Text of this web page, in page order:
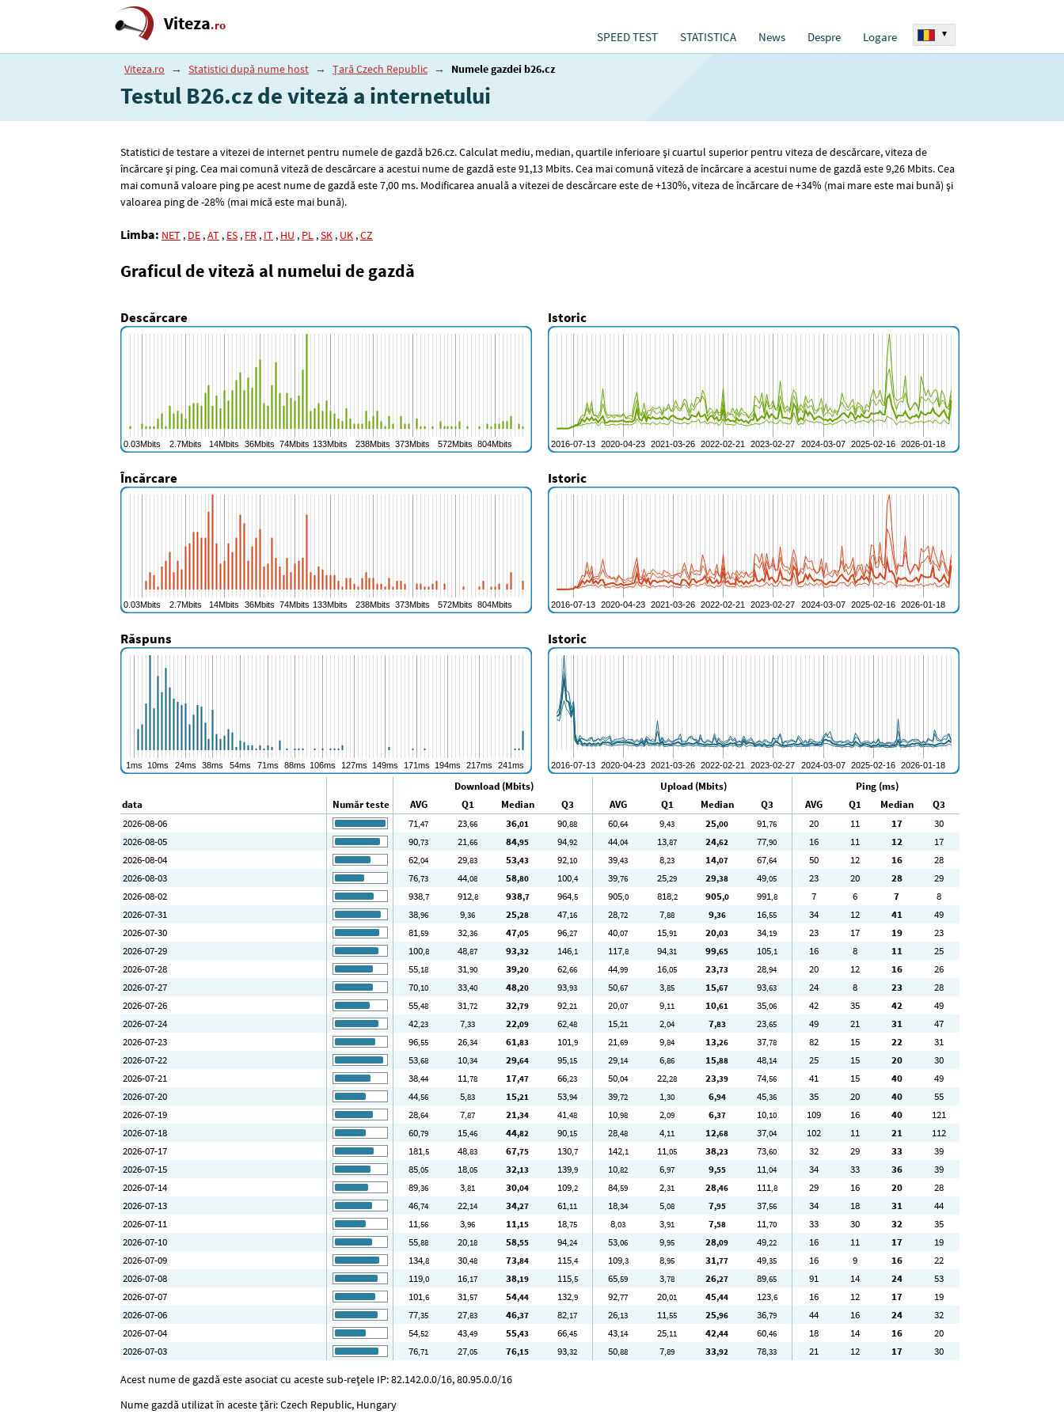
Viteza.ro
SPEED TEST STATISTICA News Despre Logare ▾
Viteza.ro → Statistici după nume host → Țară Czech Republic → Numele gazdei b26.cz
Testul B26.cz de viteză a internetului
Statistici de testare a vitezei de internet pentru numele de gazdă b26.cz. Calculat mediu, median, quartile inferioare și cuartul superior pentru viteza de descărcare, viteza de
încărcare și ping. Cea mai comună viteză de descărcare a acestui nume de gazdă este 91,13 Mbits. Cea mai comună viteză de încărcare a acestui nume de gazdă este 9,26 Mbits. Cea
mai comună valoare ping pe acest nume de gazdă este 7,00 ms. Modificarea anuală a vitezei de descărcare este de +130%, viteza de încărcare de +34% (mai mare este mai bună) și
valoarea ping de -28% (mai mică este mai bună).
Limba: NET , DE ,AT , ES , FR , IT , HU , PL ,SK , UK ,CZ
Graficul de viteză al numelui de gazdă
Descărcare Istoric
Încărcare Istoric
Răspuns Istoric
Download (Mbits) Upload (Mbits)
Ping (ms)
data
Număr teste AVG Q1 Median Q3 AVG Q1 Median Q3 AVG Q1 Median
Q3
2026-08-06
71,47 23,66 36,01 90,88 60,64 9,43 25,00 91,76 20 11 17
30
2026-08-05
90,73 21,66 84,95 94,92 44,04 13,87 24,62 77,90 16 11 12
17
2026-08-04
62,04 29,83 53,43 92,10 39,43 8,23 14,07 67,64 50 12 16
28
2026-08-03
76,73 44,08 58,80 100,4 39,76 25,29 29,38 49,05 23 20 28
29
2026-08-02
938,7 912,8 938,7 964,5 905,0 818,2 905,0 991,8 7 6 7
8
2026-07-31
38,96 9,36 25,28 47,16 28,72 7,88 9,36 16,55 34 12 41
49
2026-07-30
81,59 32,36 47,05 96,27 40,07 15,91 20,03 34,19 23 17 19
23
2026-07-29
100,8 48,87 93,32 146,1 117,8 94,31 99,65 105,1 16 8 11
25
2026-07-28
55,18 31,90 39,20 62,66 44,99 16,05 23,73 28,94 20 12 16
26
2026-07-27
70,10 33,40 48,20 93,93 50,67 3,85 15,67 93,63 24 8 23
28
2026-07-26
55,48 31,72 32,79 92,21 20,07 9,11 10,61 35,06 42 35 42
49
2026-07-24
42,23 7,33 22,09 62,48 15,21 2,04 7,83 23,65 49 21 31
47
2026-07-23
96,55 26,34 61,83 101,9 21,69 9,84 13,26 37,78 82 15 22
31
2026-07-22
53,68 10,34 29,64 95,15 29,14 6,86 15,88 48,14 25 15 20
30
2026-07-21
38,44 11,78 17,47 66,23 50,04 22,28 23,39 74,56 41 15 40
49
2026-07-20
44,56 5,83 15,21 53,94 39,72 1,30 6,94 45,36 35 20 40
55
2026-07-19
28,64 7,87 21,34 41,48 10,98 2,09 6,37 10,10 109 16 40
121
2026-07-18
60,79 15,46 44,82 90,15 28,48 4,11 12,68 37,04 102 11 21
112
2026-07-17
181,5 48,83 67,75 130,7 142,1 11,05 38,23 73,60 32 29 33
39
2026-07-15
85,05 18,05 32,13 139,9 10,82 6,97 9,55 11,04 34 33 36
39
2026-07-14
89,36 3,81 30,04 109,2 84,59 2,31 28,46 111,8 29 16 20
28
2026-07-13
46,74 22,14 34,27 61,11 18,34 5,08 7,95 37,56 34 18 31
44
2026-07-11
11,56 3,96 11,15 18,75 8,03 3,91 7,58 11,70 33 30 32
35
2026-07-10
55,88 20,18 58,55 94,24 53,06 9,95 28,09 49,22 16 11 17
19
2026-07-09
134,8 30,48 73,84 115,4 109,3 8,95 31,77 49,35 16 9 16
22
2026-07-08
119,0 16,17 38,19 115,5 65,59 3,78 26,27 89,65 91 14 24
53
2026-07-07
101,6 31,57 54,44 132,9 92,77 20,01 45,44 123,6 16 12 17
19
2026-07-06
77,35 27,83 46,37 82,17 26,13 11,55 25,96 36,79 44 16 24
32
2026-07-04
54,52 43,49 55,43 66,45 43,14 25,11 42,44 60,46 18 14 16
20
2026-07-03
76,71 27,05 76,15 93,32 50,88 7,89 33,92 78,33 21 12 17 30
Acest nume de gazdă este asociat cu aceste sub-rețele IP: 82.142.0.0/16, 80.95.0.0/16
Nume gazdă utilizat în aceste țări: Czech Republic, Hungary